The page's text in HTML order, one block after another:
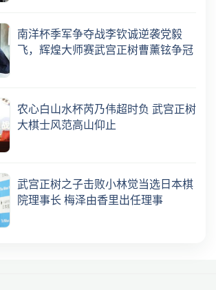
南洋杯季军争夺战李钦诚逆袭党毅
飞，辉煌大师赛武宫正树曹薰铉争冠
农心白山水杯芮乃伟超时负 武宫正树
大棋士风范高山仰止
武宫正树之子击败小林觉当选日本棋
院理事长 梅泽由香里出任理事